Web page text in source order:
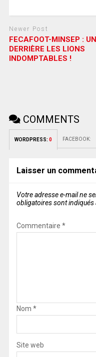
Newer Post
FECAFOOT-MINSEP :
DERRIÈRE LES LIONS
INDOMPTABLES !
COMMENTS
WORDPRESS: 0 FACEBOOK:
Laisser un
Votre adresse e-mail ne
obligatoires sont indiqués
Commentaire *
Nom *
Site web